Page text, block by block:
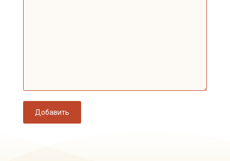
Добавить